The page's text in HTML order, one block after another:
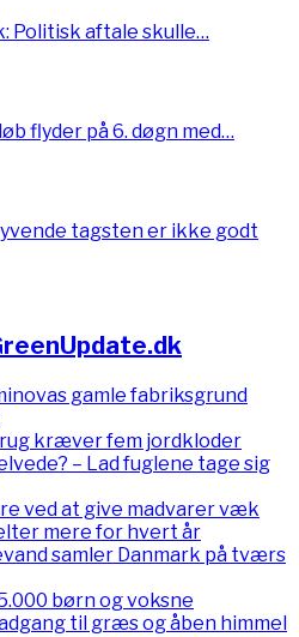
Politisk aftale skulle…
flyder på 6. døgn med…
tagsten er ikke godt
gamle fabriksgrund
kræver fem jordkloder
– Lad fuglene tage sig
ved at give madvarer væk
mere for hvert år
samler Danmark på tværs
børn og voksne
til græs og åben himmel